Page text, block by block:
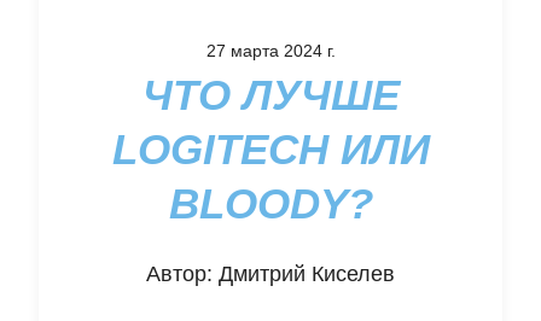
27 марта 2024 г.
ЧТО ЛУЧШЕ
LOGITECH ИЛИ
BLOODY?
Автор: Дмитрий Киселев